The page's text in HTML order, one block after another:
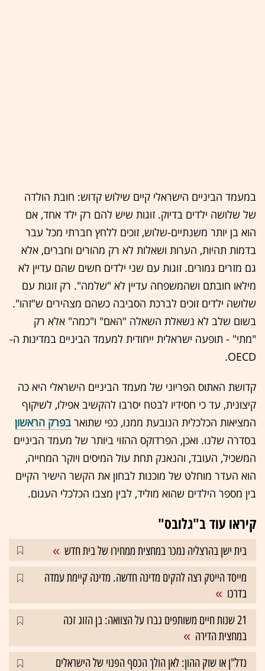
במעמד הביניים הישראלי קיים שילוש קדוש: חובת הולדה
של שלושה ילדים בדיוק. זוגות שיש להם רק ילד אחד, אם
הוא בן יותר משנתיים-שלוש, זוכים ללחץ חברתי מכל עבר
בדמות תהיות, הערות ושאלות לא רק מהורים וחברים, אלא
גם מזרים גמורים. זוגות עם שני ילדים חשים שהם עדיין לא
מילאו חובתם ושהמשפחה עדיין לא "שלמה". רק זוגות עם
שלושה ילדים זוכים לברכת הסביבה כשהם מצהירים ש"זהו".
בשום שלב לא נשאלת השאלה "האם" ו"כמה" אלא רק
"מתי" - תופעה ישראלית ייחודית למעמד הביניים במדינות ה-
OECD.
קדושת האתוס הפריוני של מעמד הביניים הישראלי היא כה
קיצונית, עד כי חסידיו לבטח יסרבו להקשיב אפילו, לשיקוף
המציאות הכלכלית הנובעת ממנו, כפי שתואר בפרק הראשון
בסדרה שלנו. ואכן, הפרדוקס ההזוי ביותר של מעמד הביניים
המשכיל, העובד, והנאנק תחת עול המיסים ויוקר המחייה,
הוא העדר מוחלט של מוכנות לבחון את הקשר הישיר הקיים
בין מספר הילדים שהוא מוליד, לבין מצבו הכלכלי העגום.
קיראו עוד ב"גלובס"
בית ישן בהרצליה נמכר במחצית ממחירו של בית חדש
מייסד הייטק רצה להקים מדינה חדשה. מדינה קיימת עמדה
בדרכו
21 שנות חיים משותפים גברו על הצוואה: בן הזוג זכה
במחצית הדירה
נדל"ן או שוק ההון: לאן הולך הכסף הפנוי של הישראלים